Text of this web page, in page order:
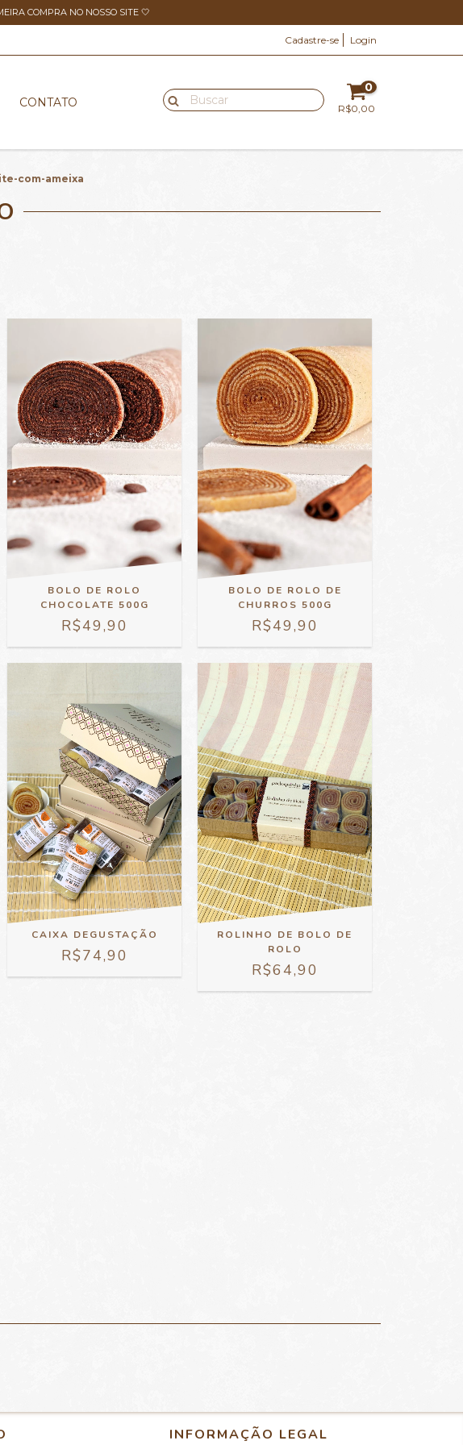
COMPRA NO NOSSO SITE 🤍
Cadastre-se Login
CONTATO
0
R$0,00
com-ameixa
BOLO DE ROLO
CHOCOLATE 500G
R$49,90
BOLO DE ROLO DE
CHURROS 500G
R$49,90
CAIXA DEGUSTAÇÃO
R$74,90
ROLINHO DE BOLO DE
ROLO
R$64,90
INFORMAÇÃO LEGAL